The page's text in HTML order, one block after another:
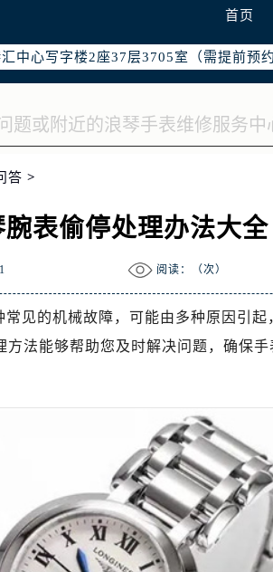
首页
6号华熙国际中心写字楼D座11层1102
津国际金融中心写字楼26层2603室（需
中心写字楼2座37层3705室（需提前预约
宏伊国际广场写字楼8层806室（需提前
现代传媒中心写字楼5号楼10层1008室（
耀天地写字楼1号楼18层1803室（需提前
号置地商务中心东塔写字楼（华润万象城
来福士广场办公楼20层2009室（需提前
金华万达广场写字楼4号楼22层2209室
世茂天际中心写字楼8层805室（需提前
道998号绿地双子塔（中央广场）A1座办
华润中心写字楼（万象城）15层1508
菱汇国际中心写字楼A塔7层704室（需
375号世界贸易中心大厦南塔写字楼15层
号华润大厦写字楼17层1701室（需提前
7号华贸大厦写字楼1座30层05室（需提前
华润大厦写字楼B座11层1104室（需提前
东原中心写字楼24层2406B室（需提
答 >
腕表偷停处理办法大全
阅读：（次）
常见的机械故障，可能由多种原因引
法能够帮助您及时解决问题，确保